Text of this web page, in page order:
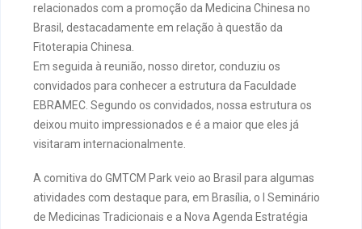
relacionados com a promoção da Medicina Chinesa no
Brasil, destacadamente em relação à questão da
Fitoterapia Chinesa.
Em seguida à reunião, nosso diretor, conduziu os
convidados para conhecer a estrutura da Faculdade
EBRAMEC. Segundo os convidados, nossa estrutura os
deixou muito impressionados e é a maior que eles já
visitaram internacionalmente.
A comitiva do GMTCM Park veio ao Brasil para algumas
atividades com destaque para, em Brasília, o I Seminário
de Medicinas Tradicionais e a Nova Agenda Estratégia